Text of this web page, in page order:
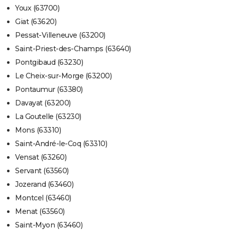
Youx (63700)
Giat (63620)
Pessat-Villeneuve (63200)
Saint-Priest-des-Champs (63640)
Pontgibaud (63230)
Le Cheix-sur-Morge (63200)
Pontaumur (63380)
Davayat (63200)
La Goutelle (63230)
Mons (63310)
Saint-André-le-Coq (63310)
Vensat (63260)
Servant (63560)
Jozerand (63460)
Montcel (63460)
Menat (63560)
Saint-Myon (63460)